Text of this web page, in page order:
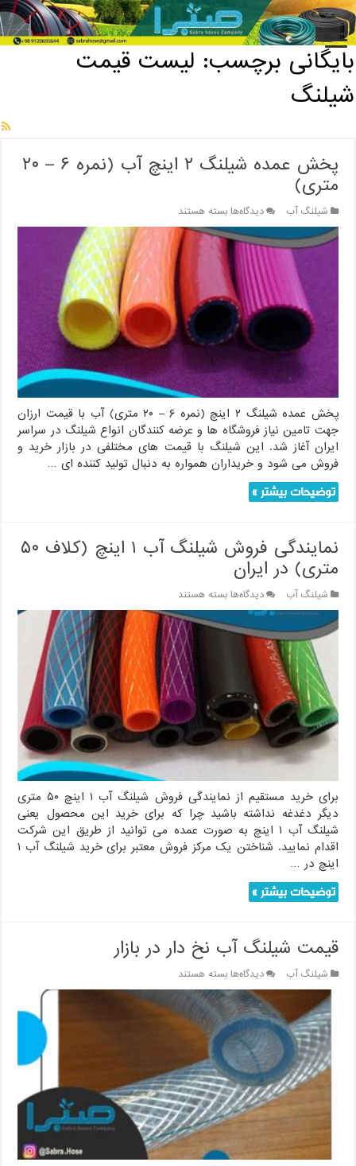
خانه / بایگانی برچسب: لیست قیمت شیلنگ
بایگانی برچسب: لیست قیمت
شیلنگ
پخش عمده شیلنگ ۲ اینچ آب (نمره ۶ – ۲۰
متری)
شیلنگ آب دیدگاه‌هابرای
پخش
عمده
شیلنگ
۲
اینچ
آب
(نمره
–
متری)
بسته هستند
پخش عمده شیلنگ ۲ اینچ (نمره ۶ – ۲۰ متری) آب با قیمت ارزان
جهت تامین نیاز فروشگاه ها و عرضه کنندگان انواع شیلنگ در سراسر
ایران آغاز شد. این شیلنگ با قیمت های مختلفی در بازار خرید و
فروش می شود و خریداران همواره به دنبال تولید کننده ای …
توضیحات بیشتر »
نمایندگی فروش شیلنگ آب ۱ اینچ (کلاف ۵۰
متری) در ایران
شیلنگ آب دیدگاه‌هابرای
نمایندگی
فروش
(کلاف
۵۰
متری)
در
ایران
بسته هستند
برای خرید مستقیم از نمایندگی فروش شیلنگ آب ۱ اینچ ۵۰ متری
دیگر دغدغه نداشته باشید چرا که برای خرید این محصول یعنی
شیلنگ آب ۱ اینچ به صورت عمده می توانید از طریق این شرکت
اقدام نمایید. شناختن یک مرکز فروش معتبر برای خرید شیلنگ آب ۱
اینچ در …
توضیحات بیشتر »
قیمت شیلنگ آب نخ دار در بازار
شیلنگ آب دیدگاه‌هابرای
قیمت
شیلنگ
آب
نخ
دار
در
بازار
بسته هستند